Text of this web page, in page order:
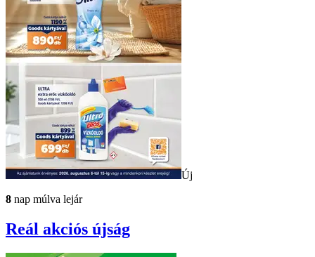
Új
8 nap múlva lejár
Reál akciós újság